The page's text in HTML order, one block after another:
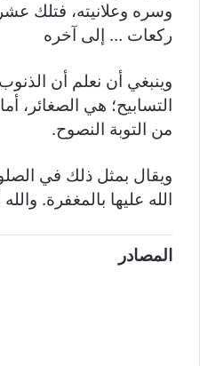
وسره وعلانيته، فتلك
ركعات … إلى آخره
وينبغي أن نعلم أن
التسابيح؛ هي الصغائر،
من التوبة النصوح.
ويقال بمثل ذلك في
الله عليها بالمغفرة.
المصادر